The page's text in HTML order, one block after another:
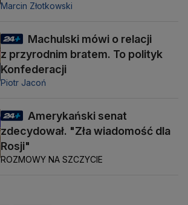
Marcin Złotkowski
Machulski mówi o relacji
z przyrodnim bratem. To polityk
Konfederacji
Piotr Jacoń
Amerykański senat
zdecydował. "Zła wiadomość dla
Rosji"
ROZMOWY NA SZCZYCIE